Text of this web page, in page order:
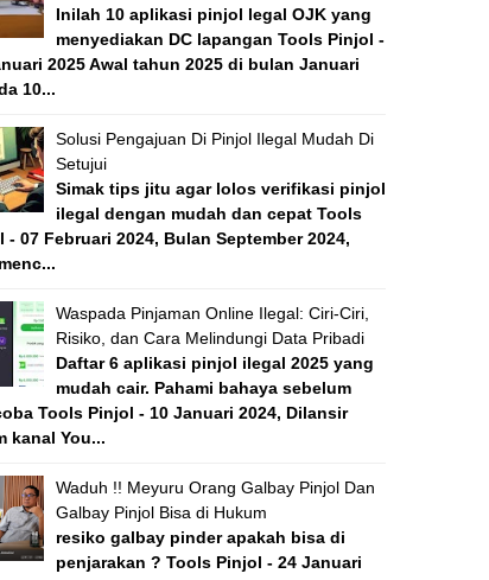
Inilah 10 aplikasi pinjol legal OJK yang
menyediakan DC lapangan Tools Pinjol -
2025 Awal tahun 2025 di bulan Januari
10...
Solusi Pengajuan Di Pinjol Ilegal Mudah Di
Setujui
Simak tips jitu agar lolos verifikasi pinjol
ilegal dengan mudah dan cepat Tools
- 07 Februari 2024, Bulan September 2024,
Waspada Pinjaman Online Ilegal: Ciri-Ciri,
Risiko, dan Cara Melindungi Data Pribadi
Daftar 6 aplikasi pinjol ilegal 2025 yang
mudah cair. Pahami bahaya sebelum
Tools Pinjol - 10 Januari 2024, Dilansir
kanal You...
Waduh !! Meyuru Orang Galbay Pinjol Dan
Galbay Pinjol Bisa di Hukum
resiko galbay pinder apakah bisa di
penjarakan ? Tools Pinjol - 24 Januari